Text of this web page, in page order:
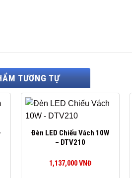
TƯƠNG TỰ
Đèn LED Chiếu Vách 10W
– DTV210
1,137,000VNĐ